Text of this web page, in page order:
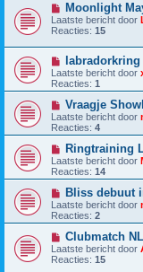
Moonlight
Laatste bericht door
Reacties: 15
labradorkring
Laatste bericht door
Reacties: 1
Vraagje
Laatste bericht door
Reacties: 4
Ringtraining
Laatste bericht door
Reacties: 14
Bliss debuut
Laatste bericht door
Reacties: 2
Clubmatch
Laatste bericht door
Reacties: 15